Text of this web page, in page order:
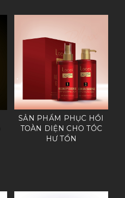
SẢN PHẨM PHỤC HỒI
TOÀN DIỆN CHO TÓC
HƯ TỔN